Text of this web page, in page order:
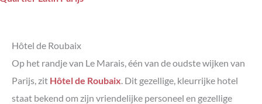
Hôtel de Roubaix
Op het randje van Le Marais, één van de oudste wijken van
Parijs, zit Hôtel de Roubaix . Dit gezellige, kleurrijke hotel
staat bekend om zijn vriendelijke personeel en gezellige